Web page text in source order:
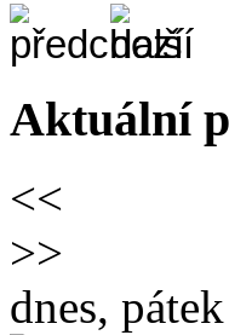
Aktuální
<<
>>
dnes,